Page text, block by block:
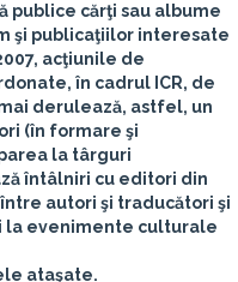
publice cărţi sau albume
şi publicaţiilor interesate
acţiunile de
în cadrul ICR, de
derulează, astfel, un
(în formare şi
la târguri
întâlniri cu editori din
autori şi traducători şi
la evenimente culturale
ataşate.